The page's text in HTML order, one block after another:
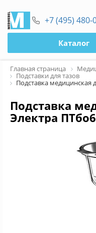
+7 (495) 480-
Каталог
Главная страница
Подставки для тазов
Подставка медицинская
Подставка
Электра